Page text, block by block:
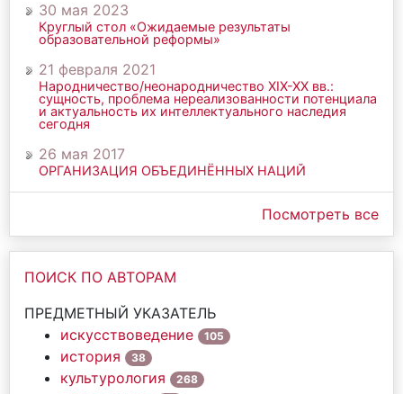
30 мая 2023
Круглый стол «Ожидаемые результаты
образовательной реформы»
21 февраля 2021
Народничество/неонародничество ХIХ-ХХ вв.:
сущность, проблема нереализованности потенциала
и актуальность их интеллектуального наследия
сегодня
26 мая 2017
ОРГАНИЗАЦИЯ ОБЪЕДИНЁННЫХ НАЦИЙ
Посмотреть все
ПОИСК ПО АВТОРАМ
ПРЕДМЕТНЫЙ УКАЗАТЕЛЬ
искусствоведение
105
история 38
культурология 268